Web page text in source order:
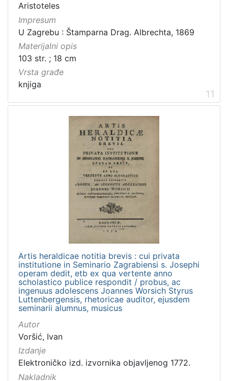
Aristoteles
Impresum
U Zagrebu : Štamparna Drag. Albrechta, 1869
Materijalni opis
103 str. ; 18 cm
Vrsta građe
knjiga
11
Artis heraldicae notitia brevis : cui privata
institutione in Seminario Zagrabiensi s. Josephi
operam dedit, etb ex qua vertente anno
scholastico publice respondit / probus, ac
ingenuus adolescens Joannes Worsich Styrus
Luttenbergensis, rhetoricae auditor, ejusdem
seminarii alumnus, musicus
Autor
Voršić, Ivan
Izdanje
Elektroničko izd. izvornika objavljenog 1772.
Nakladnik